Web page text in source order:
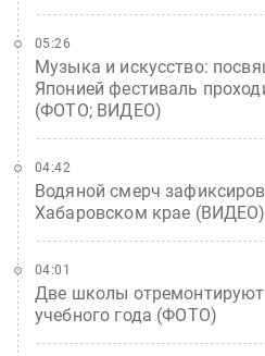
Музыка и искусство:
Японией фестиваль
(ФОТО; ВИДЕО)
05:26
Водяной смерч
Хабаровском крае (ВИДЕО)
04:42
Две школы
учебного года (ФОТО)
04:01